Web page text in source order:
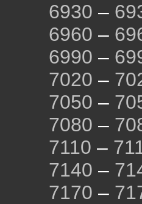
6930 –
6960 –
6990 –
7020 –
7050 –
7080 –
7110 –
7140 –
7170 –